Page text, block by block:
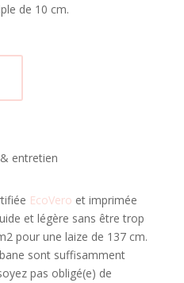
de 10 cm.
entretien
EcoVero et imprimée
et légère sans être trop
pour une laize de 137 cm.
sont suffisamment
pas obligé(e) de